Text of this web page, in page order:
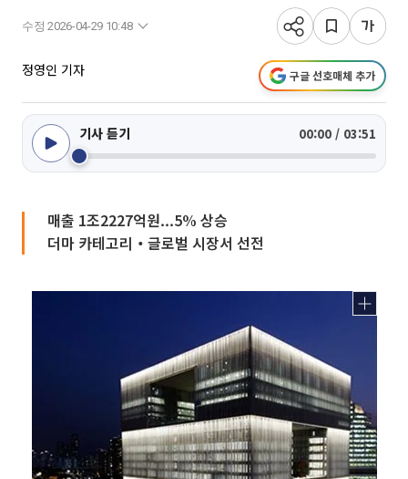
수정 2026-04-29 10:48
정영인 기자 구글 선호매체 추가
기사 듣기 00:00 / 03:51
매출 1조2227억원...5% 상승
더마 카테고리‧글로벌 시장서 선전